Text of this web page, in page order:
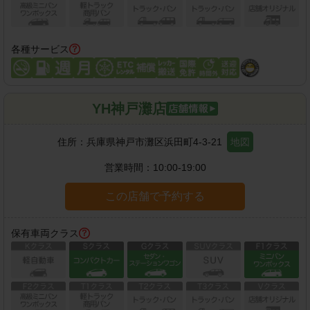
各種サービス
YH神戸灘店
住所： 兵庫県神戸市灘区浜田町4-3-21 地図
営業時間： 10:00-19:00
この店舗で予約する
保有車両クラス